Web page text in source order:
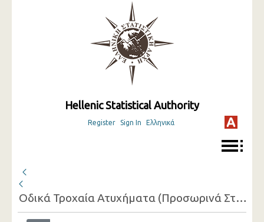
Hellenic Statistical Authority
Register Sign In Ελληνικά
Οδικά Τροχαία Ατυχήματα (Προσωρινά Στοιχεία)